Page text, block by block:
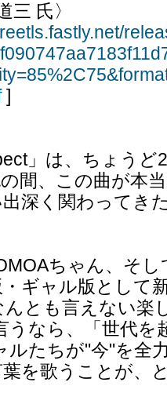
三 氏〉
]
」は、ちょうど
間、この曲が本
深く関わってき
ちゃん、そ
ギャル版として
とも言えない楽
うなら、「世代を
ルたちが"今"を全
を歌うことが、